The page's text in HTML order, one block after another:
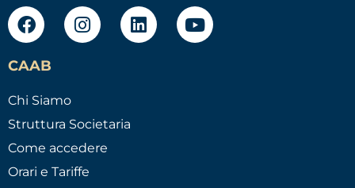
CAAB
Chi Siamo
Struttura Societaria
Come accedere
Orari e Tariffe